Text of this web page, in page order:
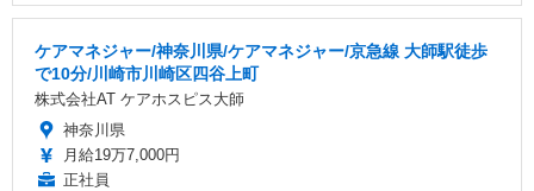
ケアマネジャー/神奈川県/ケアマネジャー/京急線 大師駅徒歩
で10分/川崎市川崎区四谷上町
株式会社AT ケアホスピス大師
神奈川県
月給19万7,000円
正社員